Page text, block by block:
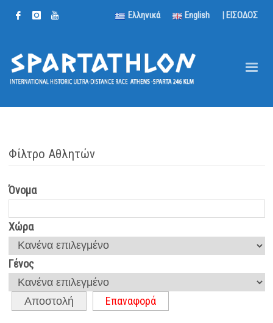
Ελληνικά English | ΕΙΣΟΔΟΣ
Φίλτρο Αθλητών
Όνομα
Χώρα
Γένος
Αποστολή Επαναφορά